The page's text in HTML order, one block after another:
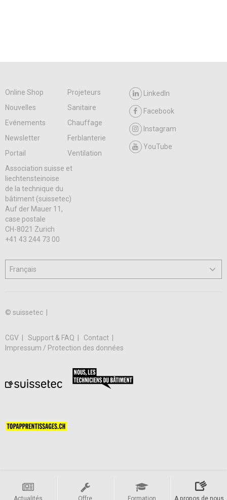
Online Shop
Projeteurs
Nouvelles
Sanitaire
Evénements
Chauffage
Newsletter
Ferblanterie
Portail
Ventilation
LinkedIn
Facebook
Instagram
YouTube
Association suisse et
liechtensteinoise
de la technique du
bâtiment (suissetec)
Auf der Mauer 11,
case postale
CH-8021 Zurich
+41 43 244 73 00
© suissetec |
CGV Support & FAQ
Contact
Impressum / Protection des données
Actualités Offre Formation A propos de nous